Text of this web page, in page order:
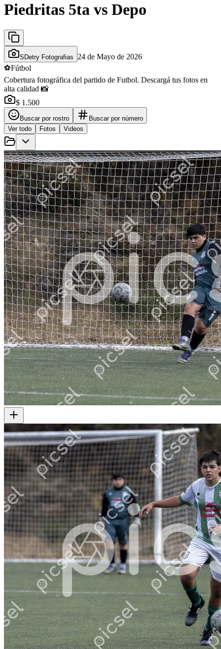
Piedritas 5ta vs Depo
SDetry Fotografias
24 de Mayo de 2026
⚽Fútbol
Cobertura fotográfica del partido de Futbol. Descargá tus fotos en
alta calidad 📸
$ 1.500
Buscar por rostro
Buscar por número
Ver todo
Fotos Videos